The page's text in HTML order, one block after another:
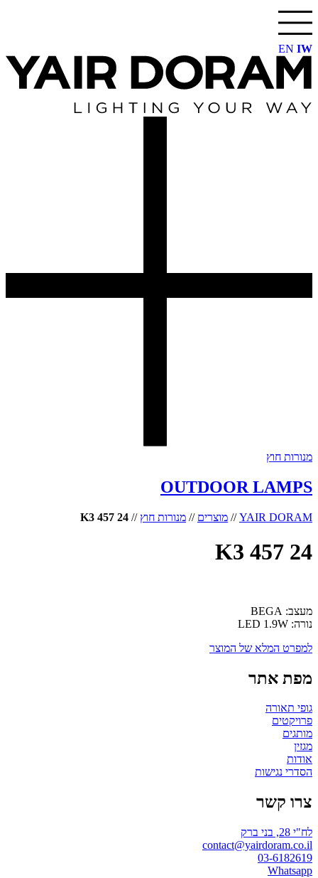
דלג
לתוכן
EN IW
מנורות חוץ
OUTDOOR LAMPS
YAIR DORAM
// מוצרים // מנורות חוץ //
24 457 K3
24 457 K3
מעצב: BEGA
נורה: LED 1.9W
למפרט המלא של המוצר
מפת אתר
גופי תאורה
פרויקטים
מותגים
מגזין
אודות
הסדרי נגישות
צרו קשר
לח"י 28, בני ברק
contact@yairdoram.co.il
03-6182619
Whatsapp